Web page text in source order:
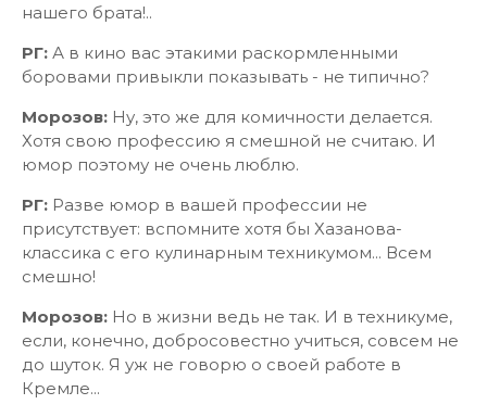
нашего брата!..
РГ: А в кино вас этакими раскормленными
боровами привыкли показывать - не типично?
Морозов: Ну, это же для комичности делается.
Хотя свою профессию я смешной не считаю. И
юмор поэтому не очень люблю.
РГ: Разве юмор в вашей профессии не
присутствует: вспомните хотя бы Хазанова-
классика с его кулинарным техникумом... Всем
смешно!
Морозов: Но в жизни ведь не так. И в техникуме,
если, конечно, добросовестно учиться, совсем не
до шуток. Я уж не говорю о своей работе в
Кремле...